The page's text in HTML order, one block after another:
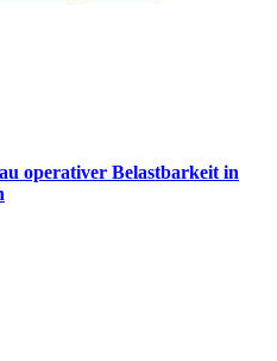
operativer Belastbarkeit in